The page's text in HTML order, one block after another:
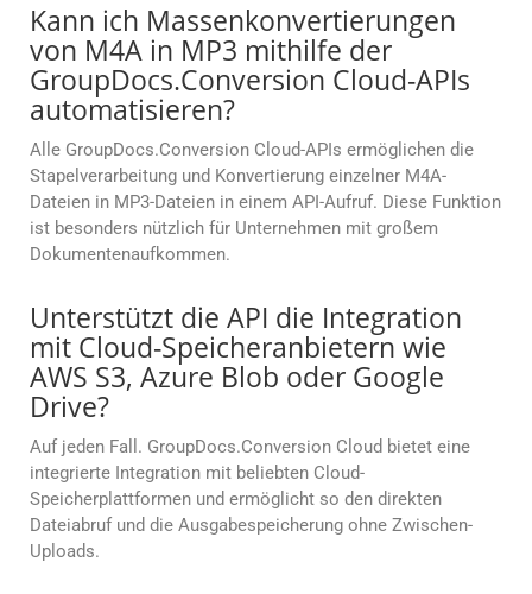
Kann ich Massenkonvertierungen
von M4A in MP3 mithilfe der
GroupDocs.Conversion Cloud-APIs
automatisieren?
Alle GroupDocs.Conversion Cloud-APIs ermöglichen die
Stapelverarbeitung und Konvertierung einzelner M4A-
Dateien in MP3-Dateien in einem API-Aufruf. Diese Funktion
ist besonders nützlich für Unternehmen mit großem
Dokumentenaufkommen.
Unterstützt die API die Integration
mit Cloud-Speicheranbietern wie
AWS S3, Azure Blob oder Google
Drive?
Auf jeden Fall. GroupDocs.Conversion Cloud bietet eine
integrierte Integration mit beliebten Cloud-
Speicherplattformen und ermöglicht so den direkten
Dateiabruf und die Ausgabespeicherung ohne Zwischen-
Uploads.